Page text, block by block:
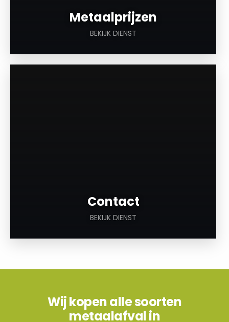
Metaalprijzen
BEKIJK DIENST
Contact
BEKIJK DIENST
Wij kopen alle soorten
metaalafval in